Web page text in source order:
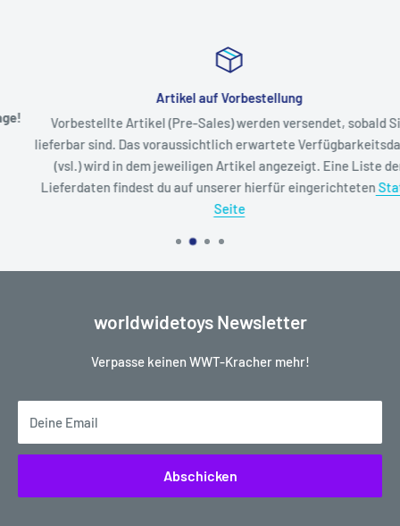
Artikel auf Vorbestellung
Vorbestellte Artikel (Pre-Sales) werden versendet, sobald Sie
lieferbar sind. Das voraussichtlich erwartete Verfügbarkeitsdatum
(vsl.) wird in dem jeweiligen Artikel angezeigt. Eine Liste der
Lieferdaten findest du auf unserer hierfür eingerichtetenStatus
Seite
worldwidetoys Newsletter
Verpasse keinen WWT-Kracher mehr!
Deine Email
Abschicken